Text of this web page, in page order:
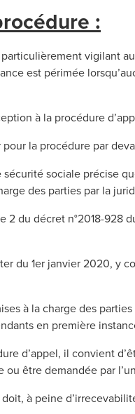
:
vigilant
est périmée
à la procédure
la procédure par
sécurité sociale précise
des parties par la
2 du décret n°2018-928
du 1er janvier 2020, y
à la charge des
en première
d’appel, il convient
être demandée par
à peine